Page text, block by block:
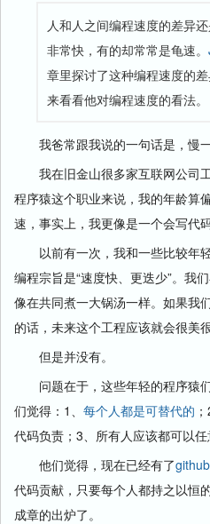
人和人之间编程速度的差异
非常快，有的却常常是龟速。
章里探讨了这种编程速度的
来看看他对编程速度的看法。
我爸常跟我说的一句话是，慢一
我在旧金山很多家互联网公司
程序猿这个职业来说，我的年龄算
速，事实上，我更像是一个会写代
以前有一次，我和一些比较年
编程宗旨是“速度快、更迭少”。我
像在共同煮一大锅汤一样。如果我
的话，未来这个工程应该就会很美
但是并没有。
问题在于，这些年轻的程序猿
们觉得：1、 每个人都是可替代的
代码负责；3、所有人应该都可以任
他们觉得，现在已经有了github
代码贡献，只要每个人都持之以恒
成章的出炉了。